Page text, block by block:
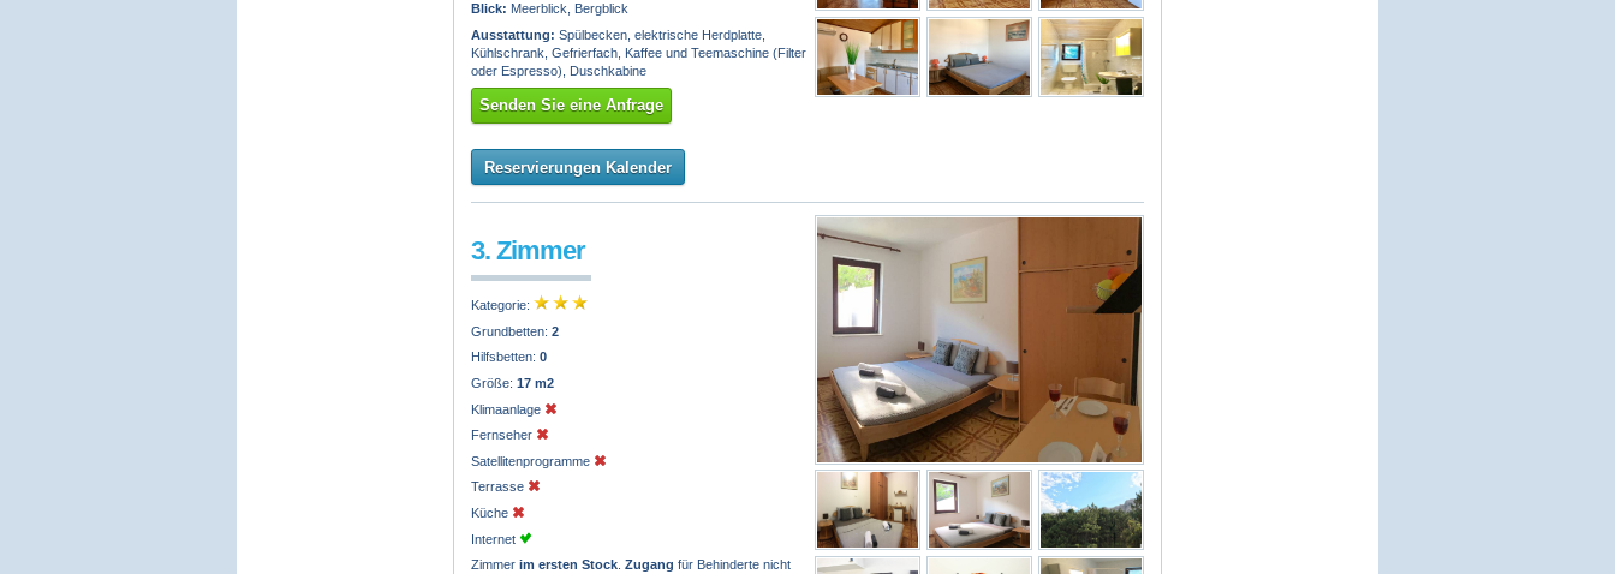
Blick: Meerblick, Bergblick
Ausstattung: Spülbecken, elektrische Herdplatte,
Kühlschrank, Gefrierfach, Kaffee und Teemaschine (Filter
oder Espresso), Duschkabine
Senden Sie eine Anfrage
Reservierungen Kalender
3. Zimmer
Kategorie:
Grundbetten: 2
Hilfsbetten: 0
Größe: 17 m2
Klimaanlage
Fernseher
Satellitenprogramme
Terrasse
Küche
Internet
Zimmer im ersten Stock Zugang für Behinderte nicht